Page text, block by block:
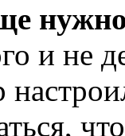
и не